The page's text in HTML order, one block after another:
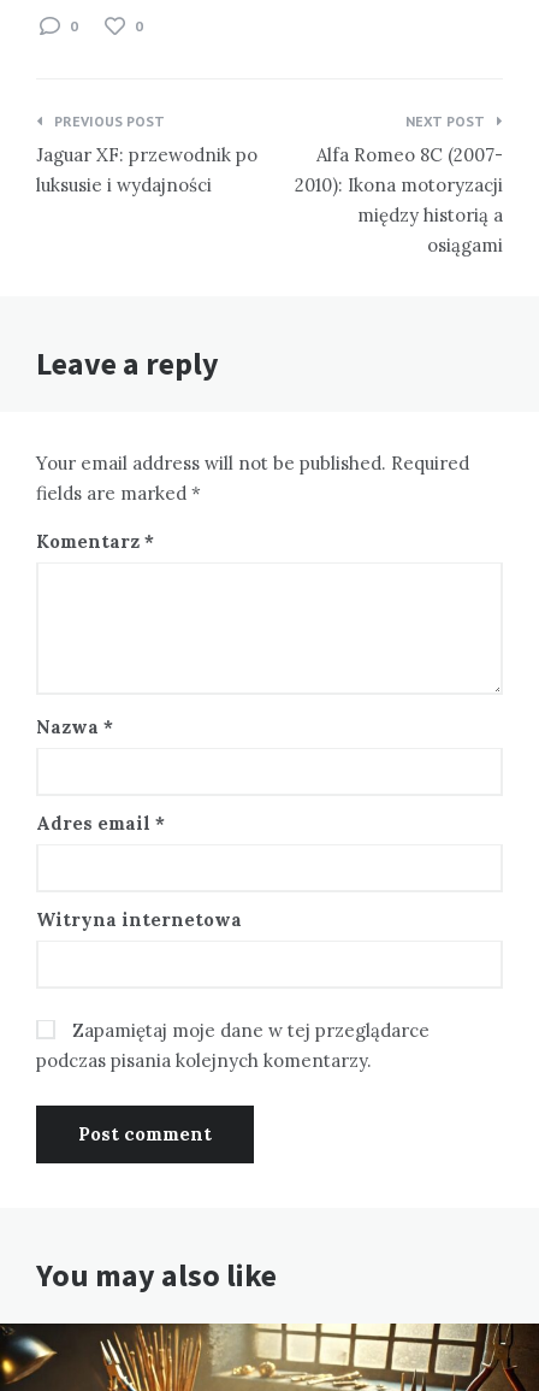
0 0
Nawigacja
wpisu
PREVIOUS POST
Jaguar XF: przewodnik po
luksusie i wydajności
NEXT POST
Alfa Romeo 8C (2007-
2010): Ikona motoryzacji
między historią a
osiągami
Leave a reply
Your email address will not be published. Required
fields are marked *
Komentarz *
Nazwa *
Adres email *
Witryna internetowa
Zapamiętaj moje dane w tej przeglądarce
podczas pisania kolejnych komentarzy.
You may also like